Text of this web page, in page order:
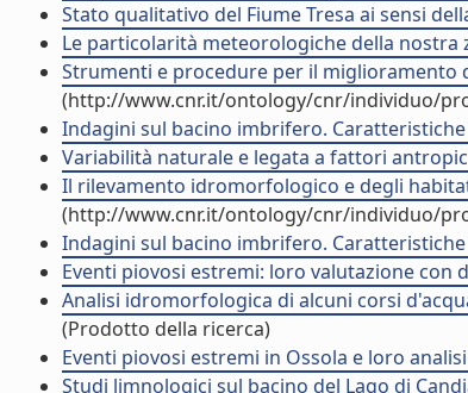
Stato qualitativo del Fiume Tresa ai sensi
Le particolarità meteorologiche della nostra
Strumenti e procedure per il miglioramento
(http://www.cnr.it/ontology/cnr/individuo/
Indagini sul bacino imbrifero.
Variabilità naturale e legata a fattori
Il rilevamento idromorfologico e degli
(http://www.cnr.it/ontology/cnr/individuo/
Indagini sul bacino imbrifero.
Eventi piovosi estremi: loro valutazione
Analisi idromorfologica di alcuni corsi
(Prodotto della ricerca)
Eventi piovosi estremi in Ossola e loro
Studi limnologici sul bacino del Lago di